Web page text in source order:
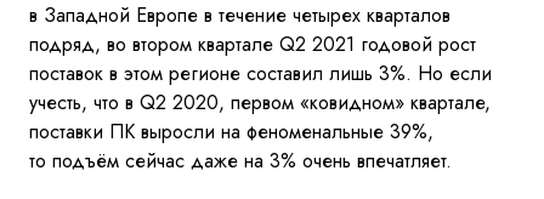
в Западной Европе в течение четырех кварталов
подряд, во втором квартале Q2 2021 годовой рост
поставок в этом регионе составил лишь 3%. Но если
учесть, что в Q2 2020, первом «ковидном» квартале,
поставки ПК выросли на феноменальные 39%,
то подъём сейчас даже на 3% очень впечатляет.